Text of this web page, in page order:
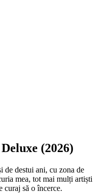
(2026)
de destui ani, cu zona de
mea, tot mai mulți artiști
curaj să o încerce.